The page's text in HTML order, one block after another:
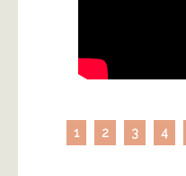
1 2 3 4